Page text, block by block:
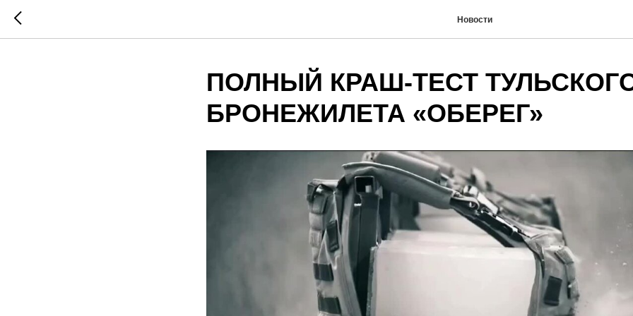
Новости
ПОЛНЫЙ КРАШ-ТЕСТ
БРОНЕЖИЛЕТА «ОБЕРЕГ»